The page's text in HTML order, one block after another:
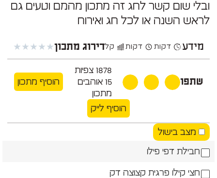
ובלי שום קשר לחג זה מתכון מהמם וטעים גם
לראש השנה או לכל חג ואירוח
מידע דקות דקות קלדירוג מתכון★
★
★
★
★
שתפו
1878 צפיות
15 אוהבים
מתכון
הוסיף מתכון
הוסיף לייק
מצב בישול
חבילת דפי פילו
חצי קילו פרגית קצוצה דק